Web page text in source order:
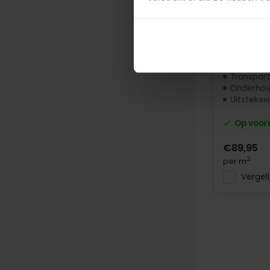
Op
€89,95
per m2